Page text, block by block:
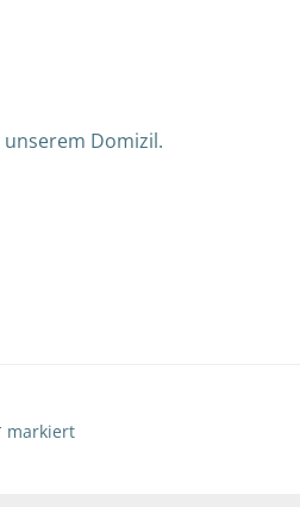
Domizil.
markiert